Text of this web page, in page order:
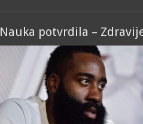
Nauka potvrdila –